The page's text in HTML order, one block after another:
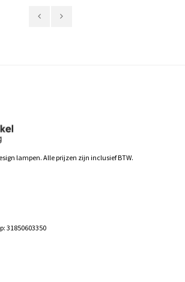
lampen. Alle prijzen zijn inclusief BTW.
31850603350